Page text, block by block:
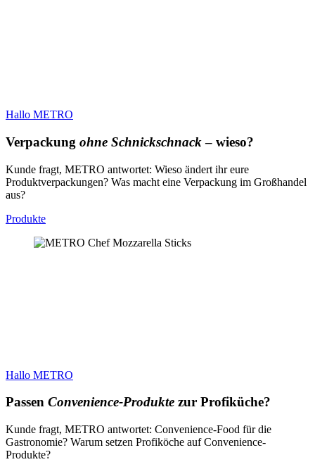
Hallo METRO
Verpackung ohne Schnickschnack– wieso?
Kunde fragt, METRO antwortet: Wieso ändert ihr eure
Produktverpackungen? Was macht eine Verpackung im Großhandel
aus?
Produkte
Hallo METRO
Passen Convenience-Produkte zur Profiküche?
Kunde fragt, METRO antwortet: Convenience-Food für die
Gastronomie? Warum setzen Profiköche auf Convenience-
Produkte?